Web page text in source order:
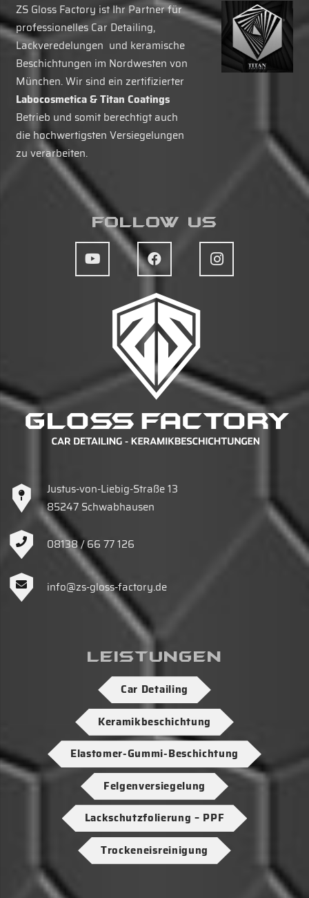
ZS Gloss Factory ist Ihr Partner für
professionelles Car Detailing,
Lackveredelungen und keramische
Beschichtungen im Nordwesten von
München. Wir sind ein zertifizierter
Labocosmetica & Titan Coatings
Betrieb und somit berechtigt auch
die hochwertigsten Versiegelungen
zu verarbeiten.
Follow Us
Justus-von-Liebig-Straße 13
85247 Schwabhausen
08138 / 66 77 126
info@zs-gloss-factory.de
Leistungen
Car Detailing
Keramikbeschichtung
Elastomer-Gummi-Beschichtung
Felgenversiegelung
Lackschutzfolierung – PPF
Trockeneisreinigung